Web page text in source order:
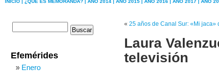
INICIO | ¿QUÉ ES MEMORANDA? | AÑO 2014 | AÑO 2015 | AÑO 2016 | AÑO 2017 | AÑO
« 25 años de Canal Sur: «Mi jaca»
Laura
televisión
Efemérides
Enero